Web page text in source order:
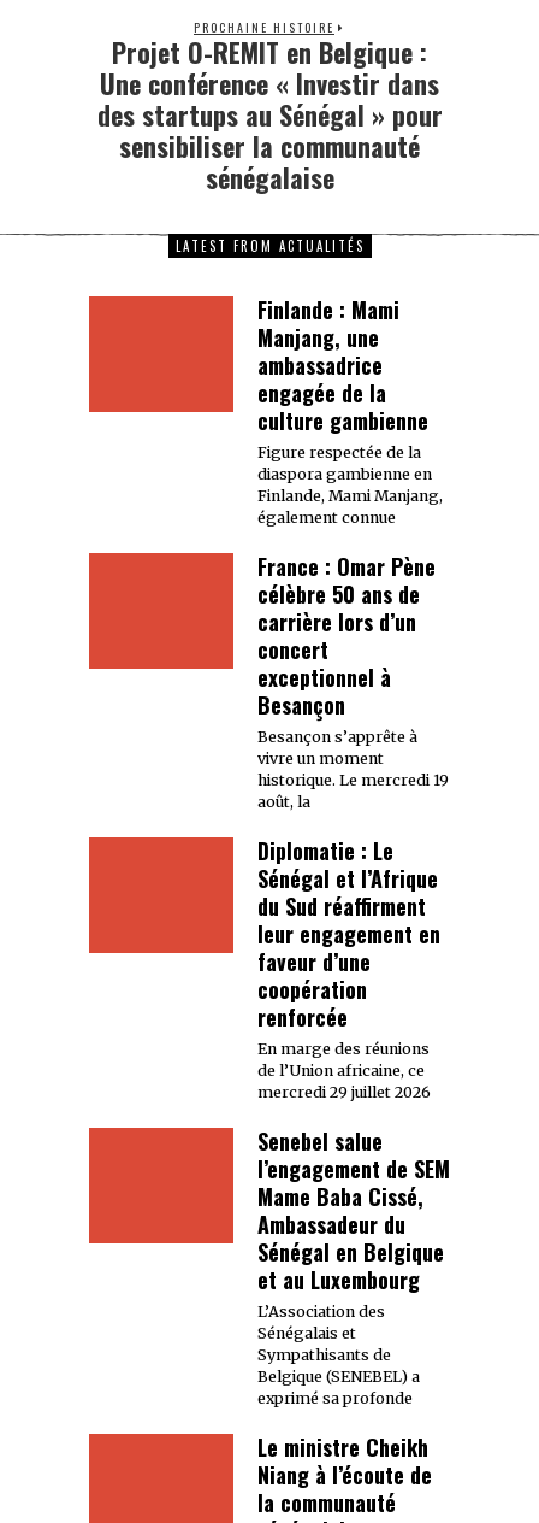
PROCHAINE HISTOIRE
Projet O-REMIT en Belgique :
Une conférence « Investir dans
des startups au Sénégal » pour
sensibiliser la communauté
sénégalaise
LATEST FROM ACTUALITÉS
Finlande : Mami
Manjang, une
ambassadrice
engagée de la
culture gambienne
Figure respectée de la
diaspora gambienne en
Finlande, Mami Manjang,
également connue
France : Omar Pène
célèbre 50 ans de
carrière lors d’un
concert
exceptionnel à
Besançon
Besançon s’apprête à
vivre un moment
historique. Le mercredi 19
août, la
Diplomatie : Le
Sénégal et l’Afrique
du Sud réaffirment
leur engagement en
faveur d’une
coopération
renforcée
En marge des réunions
de l’Union africaine, ce
mercredi 29 juillet 2026
Senebel salue
l’engagement de SEM
Mame Baba Cissé,
Ambassadeur du
Sénégal en Belgique
et au Luxembourg
L’Association des
Sénégalais et
Sympathisants de
Belgique (SENEBEL) a
exprimé sa profonde
Le ministre Cheikh
Niang à l’écoute de
la communauté